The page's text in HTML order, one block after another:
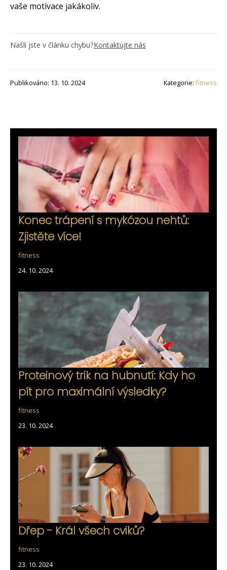
vaše motivace jakákoliv.
Našli jste v článku chybu?Kontaktujte nás
Publikováno: 13. 10. 2024 Kategorie: fitness
Konec trápení s mykózou nehtů:
Zjistěte více!
fitness
24. 10. 2024
Proteinový trik na hubnutí: Kdy ho
pít pro maximální výsledky?
fitness
23. 10. 2024
Dřep - Král všech cviků?
fitness
23. 10. 2024